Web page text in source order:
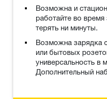
Возможна и
работайте во
терять ни минуты.
Возможна зарядка
или бытовых
универсальность в
Дополнительный